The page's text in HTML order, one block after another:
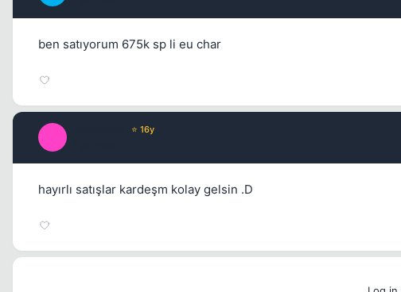
ben satıyorum 675k sp li eu char
⭐ 16y
hayırlı satışlar kardeşm kolay gelsin .D